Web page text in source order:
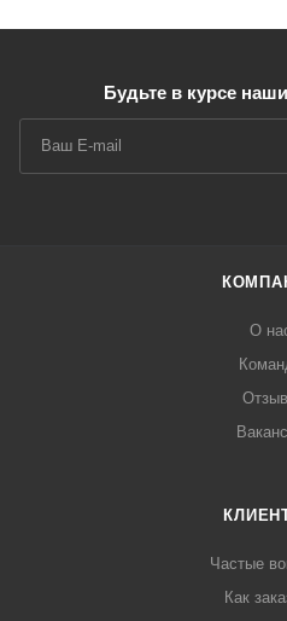
Будьте в курсе
О
Частые
Как